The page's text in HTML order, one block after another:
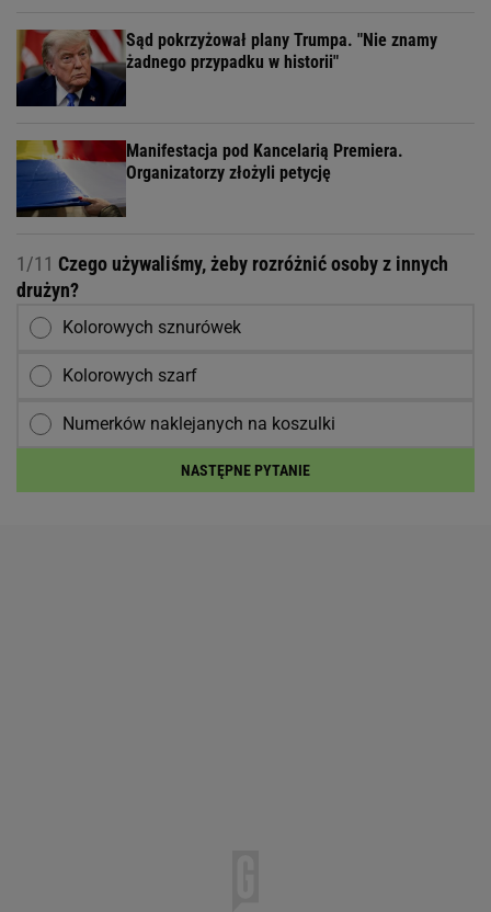
Sąd pokrzyżował plany Trumpa. "Nie znamy
żadnego przypadku w historii"
Manifestacja pod Kancelarią Premiera.
Organizatorzy złożyli petycję
1/11 Czego używaliśmy, żeby rozróżnić osoby z innych
drużyn?
Kolorowych sznurówek
Kolorowych szarf
Numerków naklejanych na koszulki
NASTĘPNE PYTANIE